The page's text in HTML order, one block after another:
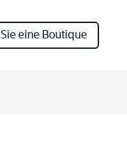
eine Boutique